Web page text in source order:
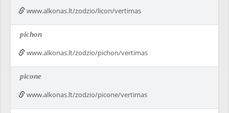
www.alkonas.lt/zodzio/licon/vertimas
pichon
www.alkonas.lt/zodzio/pichon/vertimas
picone
www.alkonas.lt/zodzio/picone/vertimas